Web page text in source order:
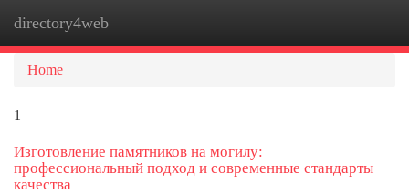
directory4web
Home
1
Изготовление памятников на могилу:
профессиональный подход и современные стандарты
качества